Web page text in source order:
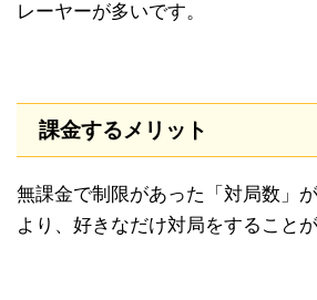
レーヤーが多いです。
課金するメリット
無課金で制限があった「対局数」
より、好きなだけ対局をすることが